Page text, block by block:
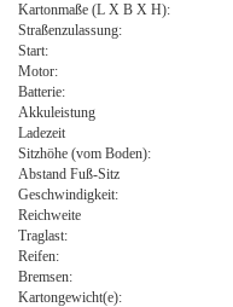
Kartonmaße (L X B X H):
Straßenzulassung:
Start:
Motor:
Batterie:
Akkuleistung
Ladezeit
Sitzhöhe (vom Boden):
Abstand Fuß-Sitz
Geschwindigkeit:
Reichweite
Traglast:
Reifen:
Bremsen:
Kartongewicht(e):